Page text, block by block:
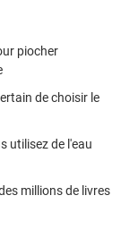
piocher
de choisir le
utilisez de l'eau
millions de livres